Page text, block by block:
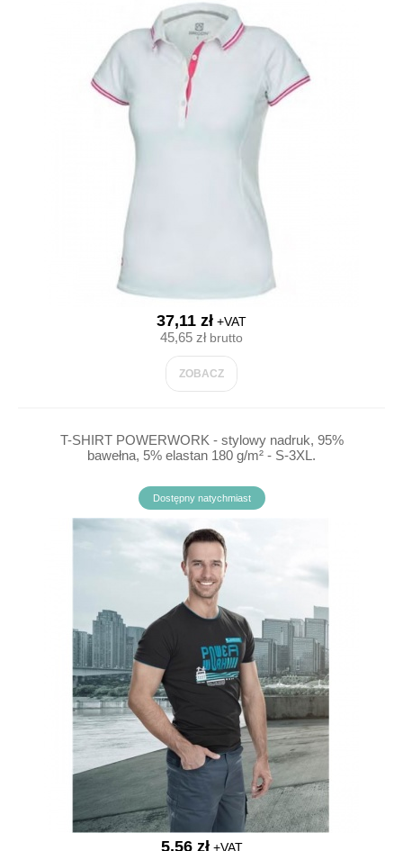
37,11 zł +VAT
45,65 złbrutto
ZOBACZ
T-SHIRT POWERWORK - stylowy nadruk, 95%
bawełna, 5% elastan 180 g/m² - S-3XL.
Dostępny natychmiast
5,56 zł+VAT